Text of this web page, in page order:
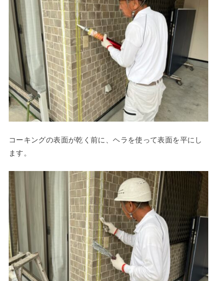
コーキングの表面が乾く前に、ヘラを使って表面を平にし
ます。